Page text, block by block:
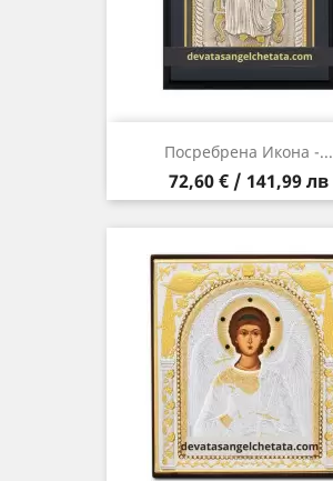
Посребрена Икона -...
Цена
72,60 € / 141,99 лв